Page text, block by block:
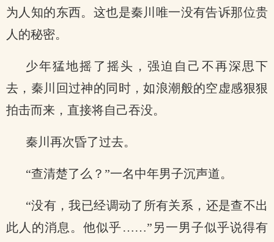
为人知的东西。这也是秦川唯一没有告诉那位贵
人的秘密。
少年猛地摇了摇头，强迫自己不再深思下
去，秦川回过神的同时，如浪潮般的空虚感狠狠
拍击而来，直接将自己吞没。
秦川再次昏了过去。
“查清楚了么？”一名中年男子沉声道。
“没有，我已经调动了所有关系，还是查不出
此人的消息。他似乎……”另一男子似乎说得有